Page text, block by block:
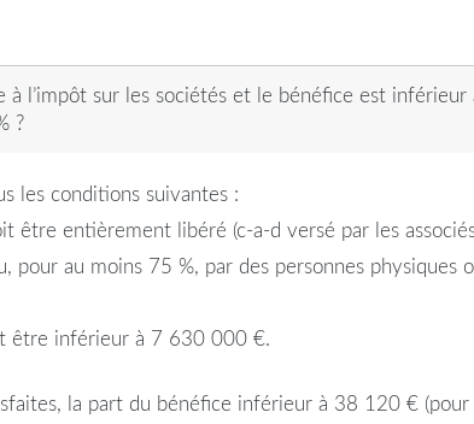
à l’impôt sur les sociétés et le bénéfice est
?
les conditions suivantes :
être entièrement libéré (c-a-d versé par les
pour au moins 75 %, par des personnes physiques
être inférieur à 7 630 000 €.
la part du bénéfice inférieur à 38 120 €